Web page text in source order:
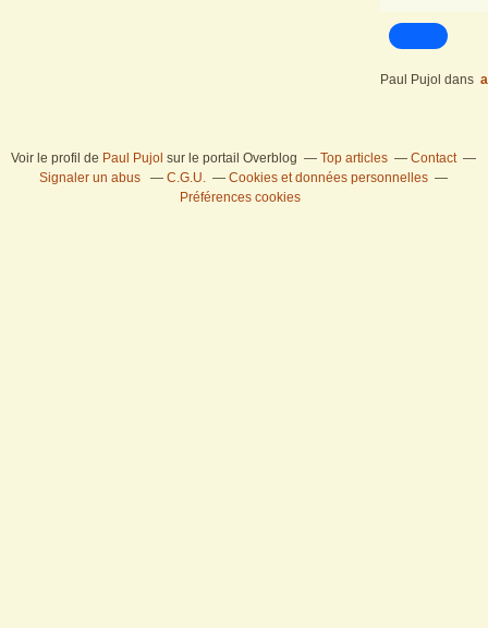
Paul Pujol dans
Voir le profil de Paul Pujol sur le portail Overblog Top articles
Contact
Signaler un abus
C.G.U.
Cookies et données personnelles
Préférences cookies